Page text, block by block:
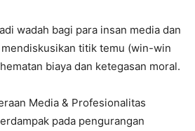
wadah bagi para insan media dan
titik temu (win-win
biaya dan ketegasan moral.
Media & Profesionalitas
pada pengurangan